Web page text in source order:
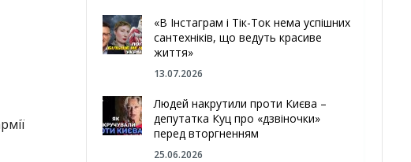
«В Інстаграм і Тік-Ток нема успішних
сантехніків, що ведуть красиве
життя»
13.07.2026
Людей накрутили проти Києва –
депутатка Куц про «дзвіночки»
перед вторгненням
25.06.2026